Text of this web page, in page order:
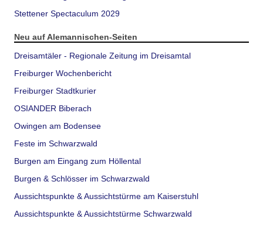
Stettener Spectaculum 2029
Neu auf Alemannischen-Seiten
Dreisamtäler - Regionale Zeitung im Dreisamtal
Freiburger Wochenbericht
Freiburger Stadtkurier
OSIANDER Biberach
Owingen am Bodensee
Feste im Schwarzwald
Burgen am Eingang zum Höllental
Burgen & Schlösser im Schwarzwald
Aussichtspunkte & Aussichtstürme am Kaiserstuhl
Aussichtspunkte & Aussichtstürme Schwarzwald